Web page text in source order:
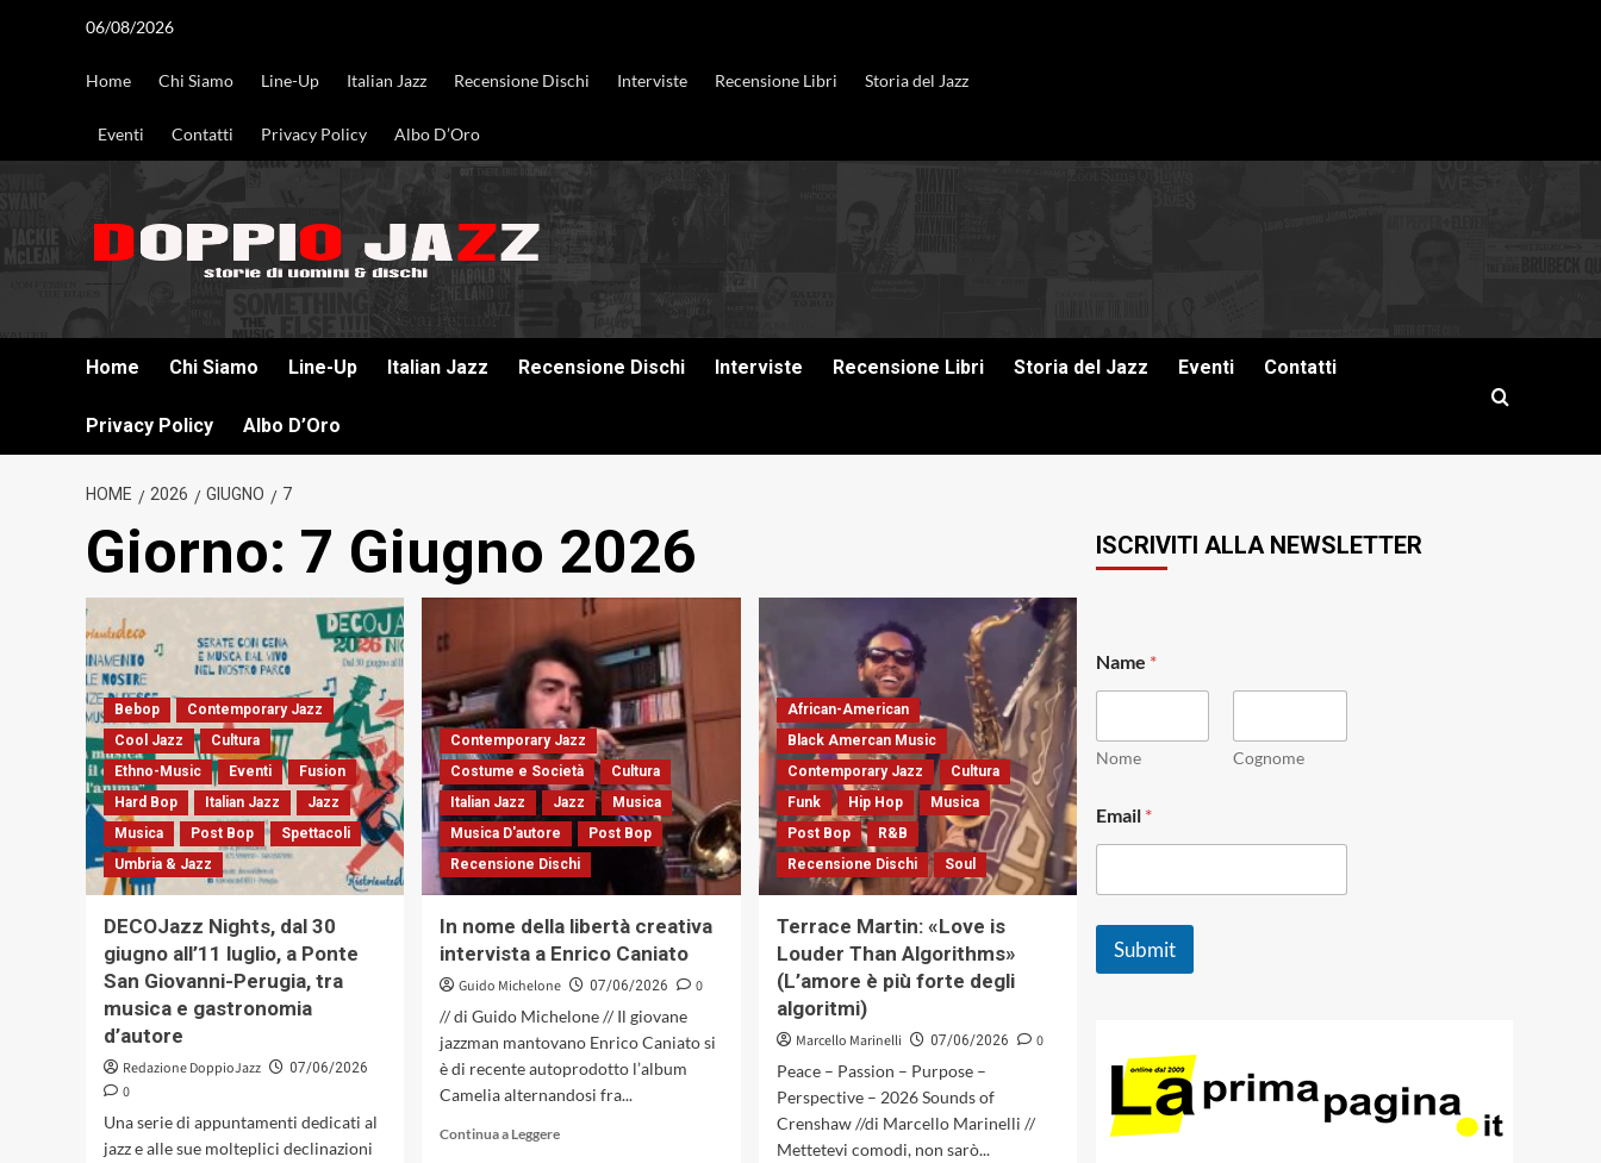
06/08/2026
Home Chi Siamo Line-Up Italian Jazz Recensione Dischi Interviste Recensione Libri Storia del Jazz
Eventi Contatti Privacy Policy Albo D’Oro
Home Chi Siamo Line-Up Italian Jazz Recensione Dischi Interviste Recensione Libri Storia del Jazz Eventi Contatti
Privacy Policy Albo D’Oro
HOME 2026 GIUGNO 7
Giorno: 7 Giugno 2026
Bebop
Contemporary Jazz
Cool Jazz
Cultura
Ethno-Music
Eventi
Fusion
Hard Bop
Italian Jazz
Jazz
Musica
Post Bop
Spettacoli
Umbria & Jazz
DECOJazz Nights, dal 30
giugno all’11 luglio, a Ponte
San Giovanni-Perugia, tra
musica e gastronomia
d’autore
Redazione DoppioJazz 07/06/2026
0
Una serie di appuntamenti dedicati al
jazz e alle sue molteplici declinazioni
Contemporary Jazz
Costume e Società
Cultura
Italian Jazz
Jazz
Musica
Musica D'autore
Post Bop
Recensione Dischi
In nome della libertà creativa
intervista a Enrico Caniato
Guido Michelone 07/06/2026
0
// di Guido Michelone // Il giovane
jazzman mantovano Enrico Caniato si
è di recente autoprodotto l’album
Camelia alternandosi fra...
Continua a LeggereLeggi
African-American
Black Amercan Music
Contemporary Jazz
Cultura
Funk
Hip Hop
Musica
Post Bop
R&B
Recensione Dischi
Soul
Terrace Martin: «Love is
Louder Than Algorithms»
(L’amore è più forte degli
algoritmi)
Marcello Marinelli 07/06/2026
0
Peace – Passion – Purpose –
Perspective – 2026 Sounds of
Crenshaw //di Marcello Marinelli //
Mettetevi comodi, non sarò...
ISCRIVITI ALLA NEWSLETTER
Name *
Nome Cognome
m
a
l
N
m
Email *
Submit